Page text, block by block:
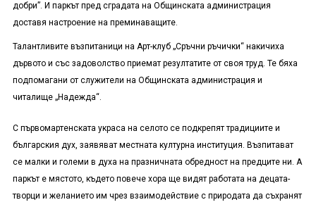
добри”. И паркът пред сградата на Общинската администрация
доставя настроение на преминаващите.
Талантливите възпитаници на Арт-клуб „Сръчни ръчички“ накичиха
дървото и със задоволство приемат резултатите от своя труд. Те бяха
подпомагани от служители на Общинската администрация и
читалище „Надежда“.
С първомартенската украса на селото се подкрепят традициите и
българския дух, заявяват местната културна институция. Възпитават
се малки и големи в духа на празничната обредност на предците ни. А
паркът е мястото, където повече хора ще видят работата на децата-
творци и желанието им чрез взаимодействие с природата да съхранят